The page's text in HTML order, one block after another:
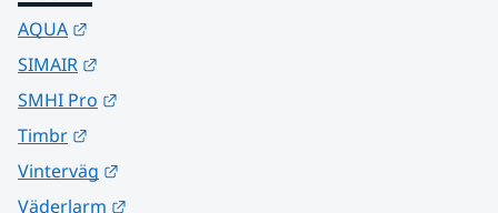
AQUA
SIMAIR
SMHI Pro
Timbr
Vinterväg
Väderlarm